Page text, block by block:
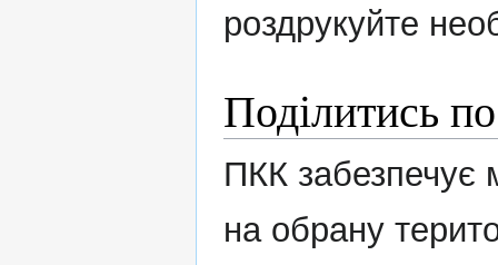
роздрукуйте
Поділитись
ПКК забезпечує
на обрану